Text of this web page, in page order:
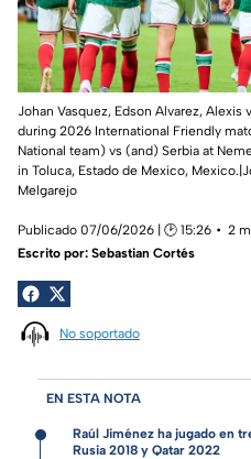
Johan Vasquez, Edson Alvarez,
during 2026 International Friendly
National team) vs (and) Serbia at
in Toluca, Estado de Mexico,
Melgarejo
Publicado 07/06/2026 | 🕑 15:26
2
Escrito por: Sebastian Cortés
No soportado
EN ESTA NOTA
Raúl Jiménez ha jugado en
Rusia 2018 y Qatar 2022